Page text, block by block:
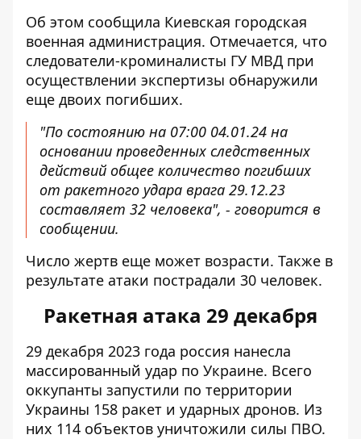
Об этом сообщила Киевская городская
военная администрация. Отмечается, что
следователи-кроминалисты ГУ МВД при
осуществлении экспертизы обнаружили
еще двоих погибших.
"По состоянию на 07:00 04.01.24 на
основании проведенных следственных
действий общее количество погибших
от ракетного удара врага 29.12.23
составляет 32 человека", - говорится в
сообщении.
Число жертв еще может возрасти. Также в
результате атаки пострадали 30 человек.
Ракетная атака 29 декабря
29 декабря 2023 года россия нанесла
массированный удар по Украине. Всего
оккупанты запустили по территории
Украины 158 ракет и ударных дронов. Из
них 114 объектов уничтожили силы ПВО.